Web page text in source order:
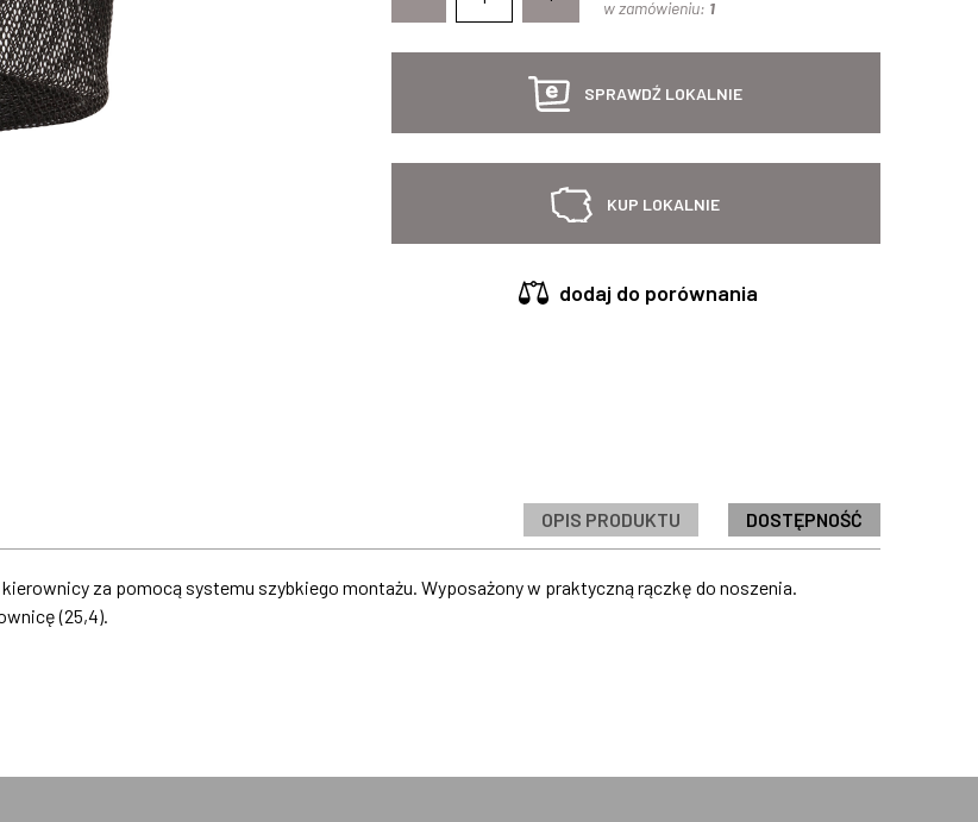
w zamówieniu: 1
SPRAWDŹ LOKALNIE
KUP LOKALNIE
dodaj do porównania
OPIS PRODUKTU DOSTĘPNOŚĆ
za pomocą systemu szybkiego montażu. Wyposażony w praktyczną rączkę do noszenia.
(25,4).